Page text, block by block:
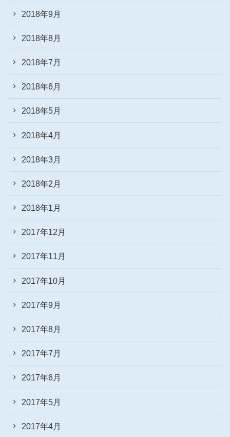
2018年9月
2018年8月
2018年7月
2018年6月
2018年5月
2018年4月
2018年3月
2018年2月
2018年1月
2017年12月
2017年11月
2017年10月
2017年9月
2017年8月
2017年7月
2017年6月
2017年5月
2017年4月